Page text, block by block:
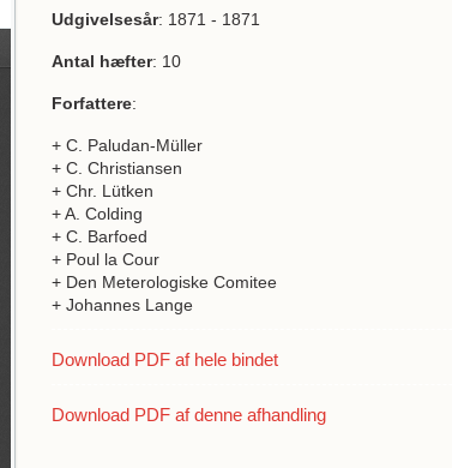
Udgivelsesår: 1871 - 1871
Antal hæfter: 10
Forfattere:
+ C. Paludan-Müller
+ C. Christiansen
+ Chr. Lütken
+ A. Colding
+ C. Barfoed
+ Poul la Cour
+ Den Meterologiske Comitee
+ Johannes Lange
Download PDF af hele bindet
Download PDF af denne afhandling